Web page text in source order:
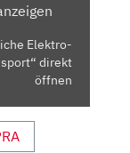
Elektro-
direkt
öffnen